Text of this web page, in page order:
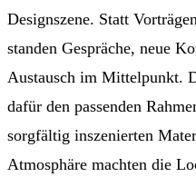
Designszene. Statt
standen Gespräche, neue
Austausch im Mittelpunkt.
dafür den passenden
sorgfältig inszenierten
Atmosphäre machten die